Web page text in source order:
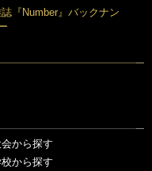
『Number』バックナン
会から探す
から探す